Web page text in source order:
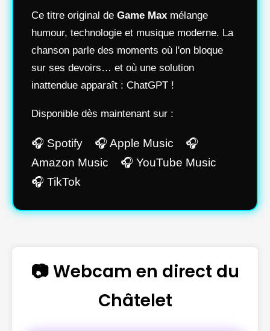
Ce titre original de Game Max mélange
humour, technologie et musique moderne. La
chanson parle des moments où l'on bloque
sur ses devoirs… et où une solution
inattendue apparaît : ChatGPT !
Disponible dès maintenant sur :
🎧 Spotify 🎧 Apple Music 🎧
Amazon Music 🎧 YouTube Music
🎧 TikTok
📷 Webcam en direct du
Châtelet